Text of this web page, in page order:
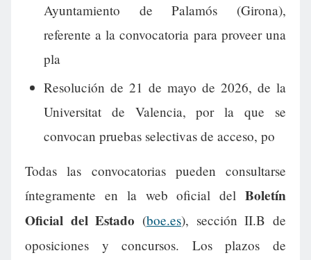
Ayuntamiento de Palamós (Girona),
referente a la convocatoria para proveer una
pla
Resolución de 21 de mayo de 2026, de la
Universitat de Valencia, por la que se
convocan pruebas selectivas de acceso, po
Todas las convocatorias pueden consultarse
íntegramente en la web oficial del Boletín
Oficial del Estado (boe.es), sección II.B de
oposiciones y concursos. Los plazos de